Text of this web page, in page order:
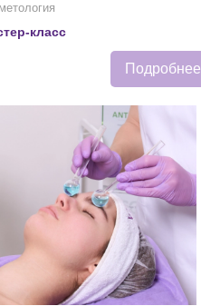
класс
Подробнее